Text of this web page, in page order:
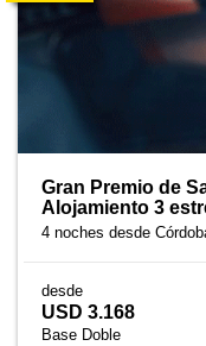
Gran Premio de
Alojamiento 3
4 noches desde
desde
USD 3.168
Base Doble